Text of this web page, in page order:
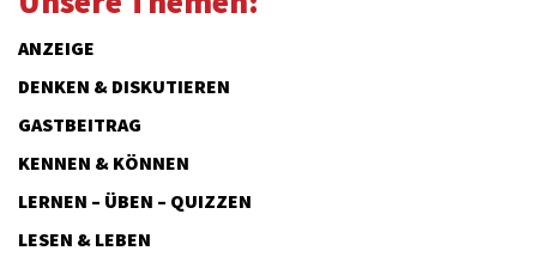
ANZEIGE
DENKEN & DISKUTIEREN
GASTBEITRAG
KENNEN & KÖNNEN
LERNEN – ÜBEN – QUIZZEN
LESEN & LEBEN